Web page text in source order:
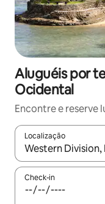
Aluguéis por
Ocidental
Encontre e reserve
Localização
Quando os
Check-in